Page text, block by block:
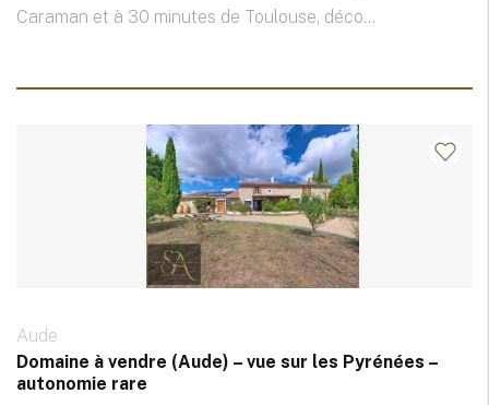
Caraman et à 30 minutes de Toulouse, déco...
Aude
Domaine à vendre (Aude) – vue sur les Pyrénées –
autonomie rare